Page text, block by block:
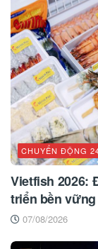
CHUYỂN ĐỘNG
Vietfish 2026:
triển bền
07/08/2026